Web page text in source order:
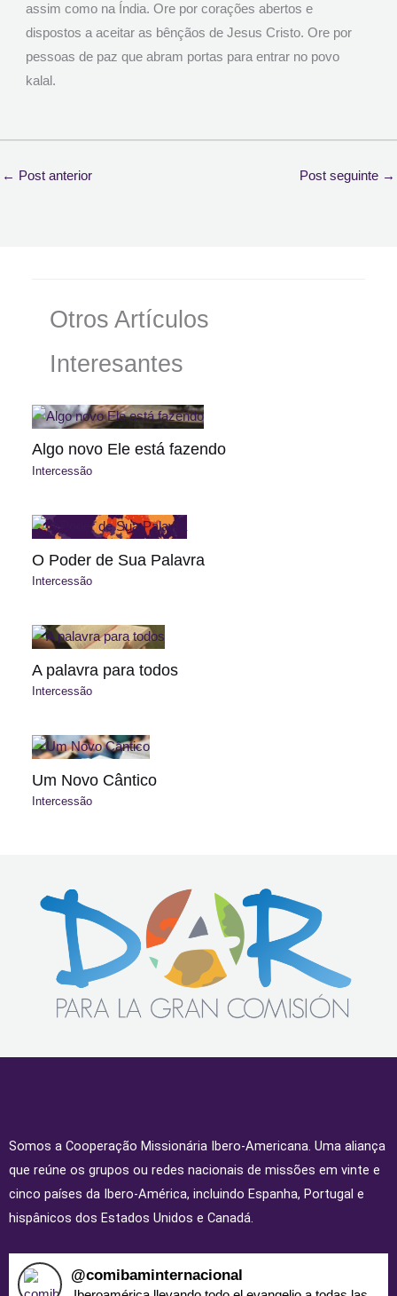
assim como na Índia. Ore por corações abertos e
dispostos a aceitar as bênçãos de Jesus Cristo. Ore por
pessoas de paz que abram portas para entrar no povo
kalal.
← Post anterior Post seguinte →
Otros Artículos
Interesantes
Algo novo Ele está fazendo
Intercessão
O Poder de Sua Palavra
Intercessão
A palavra para todos
Intercessão
Um Novo Cântico
Intercessão
Somos a Cooperação Missionária Ibero-Americana. Uma aliança
que reúne os grupos ou redes nacionais de missões em vinte e
cinco países da Ibero-América, incluindo Espanha, Portugal e
hispânicos dos Estados Unidos e Canadá.
@comibaminternacional